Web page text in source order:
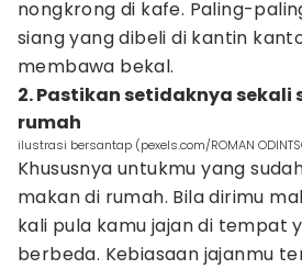
nongkrong di kafe. Paling-
siang yang dibeli di kantin
membawa bekal.
2. Pastikan setidaknya sekali
rumah
ilustrasi bersantap (pexels.com/ROMAN
Khususnya untukmu yang
makan di rumah. Bila dirimu
kali pula kamu jajan di tempat
berbeda. Kebiasaan jajanmu